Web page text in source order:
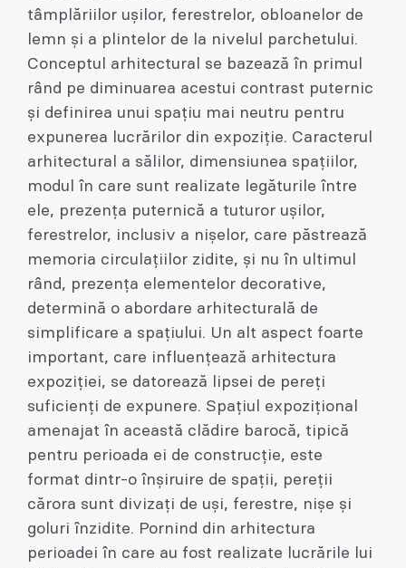
tâmplăriilor ușilor, ferestrelor, obloanelor de
lemn și a plintelor de la nivelul parchetului.
Conceptul arhitectural se bazează în primul
rând pe diminuarea acestui contrast puternic
și definirea unui spațiu mai neutru pentru
expunerea lucrărilor din expoziție. Caracterul
arhitectural a sălilor, dimensiunea spațiilor,
modul în care sunt realizate legăturile între
ele, prezența puternică a tuturor ușilor,
ferestrelor, inclusiv a nișelor, care păstrează
memoria circulațiilor zidite, și nu în ultimul
rând, prezența elementelor decorative,
determină o abordare arhitecturală de
simplificare a spațiului. Un alt aspect foarte
important, care influențează arhitectura
expoziției, se datorează lipsei de pereți
suficienți de expunere. Spațiul expozițional
amenajat în această clădire barocă, tipică
pentru perioada ei de construcție, este
format dintr-o înșiruire de spații, pereții
cărora sunt divizați de uși, ferestre, nișe și
goluri înzidite. Pornind din arhitectura
perioadei în care au fost realizate lucrările lui